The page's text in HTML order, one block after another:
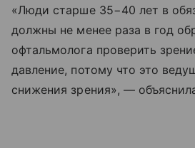
«Люди старше 35−40 лет в
должны не менее раза в год
офтальмолога проверить
давление, потому что это
снижения зрения», —